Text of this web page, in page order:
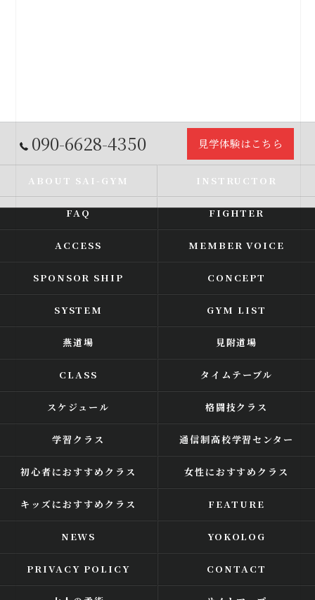
090-6628-4350 見学体験はこちら
ABOUT SAI-GYM INSTRUCTOR
FAQ FIGHTER
ACCESS MEMBER VOICE
SPONSOR SHIP CONCEPT
SYSTEM GYM LIST
燕道場 見附道場
CLASS タイムテーブル
スケジュール 格闘技クラス
学習クラス 通信制高校学習センター
初心者におすすめクラス 女性におすすめクラス
キッズにおすすめクラス FEATURE
NEWS YOKOLOG
PRIVACY POLICY CONTACT